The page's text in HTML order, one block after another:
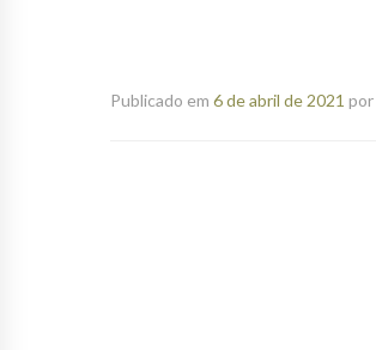
Publicado em 6 de abril de 2021 por